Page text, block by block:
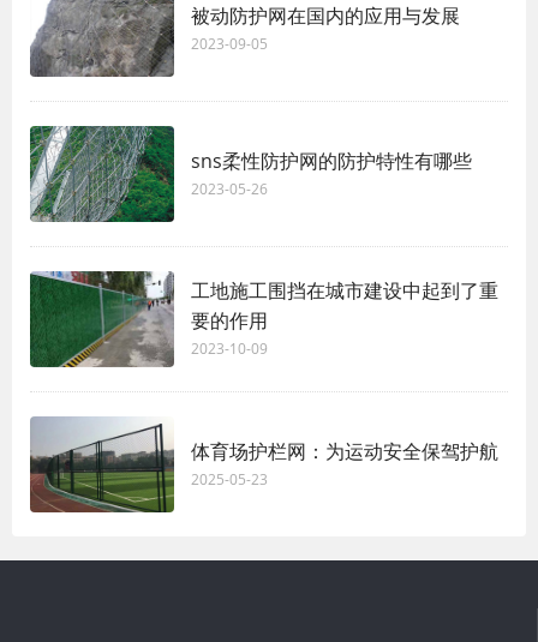
被动防护网在国内的应用与发展
2023-09-05
sns柔性防护网的防护特性有哪些
2023-05-26
工地施工围挡在城市建设中起到了重
要的作用
2023-10-09
体育场护栏网：为运动安全保驾护航
2025-05-23